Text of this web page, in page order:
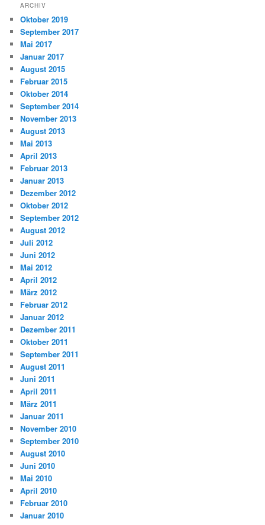
ARCHIV
Oktober 2019
September 2017
Mai 2017
Januar 2017
August 2015
Februar 2015
Oktober 2014
September 2014
November 2013
August 2013
Mai 2013
April 2013
Februar 2013
Januar 2013
Dezember 2012
Oktober 2012
September 2012
August 2012
Juli 2012
Juni 2012
Mai 2012
April 2012
März 2012
Februar 2012
Januar 2012
Dezember 2011
Oktober 2011
September 2011
August 2011
Juni 2011
April 2011
März 2011
Januar 2011
November 2010
September 2010
August 2010
Juni 2010
Mai 2010
April 2010
Februar 2010
Januar 2010